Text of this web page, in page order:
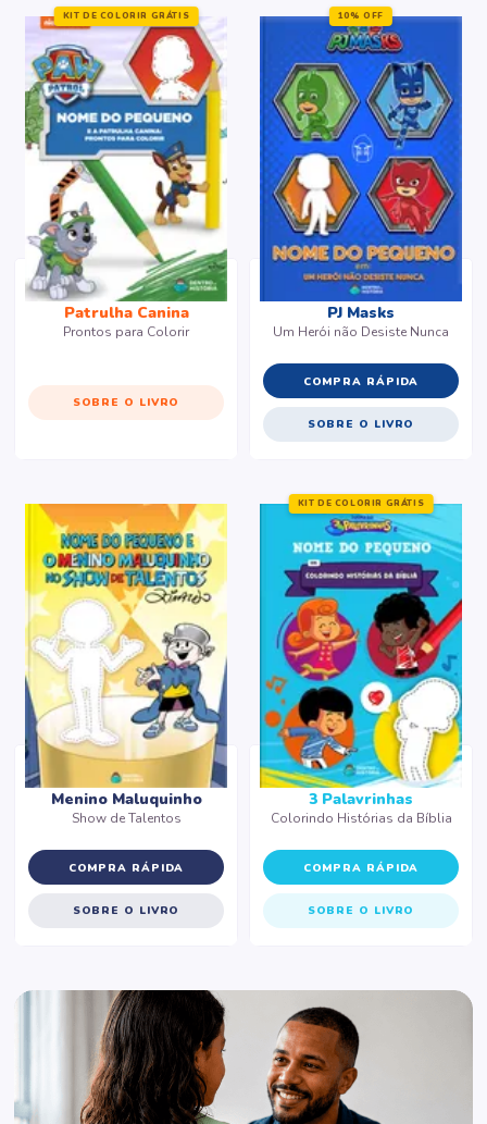
KIT DE COLORIR GRÁTIS
Patrulha Canina
Prontos para Colorir
SOBRE O LIVRO
10% OFF
PJ Masks
Um Herói não Desiste Nunca
COMPRA RÁPIDA
SOBRE O LIVRO
Menino Maluquinho
Show de Talentos
COMPRA RÁPIDA
SOBRE O LIVRO
KIT DE COLORIR GRÁTIS
3 Palavrinhas
Colorindo Histórias da Bíblia
COMPRA RÁPIDA
SOBRE O LIVRO